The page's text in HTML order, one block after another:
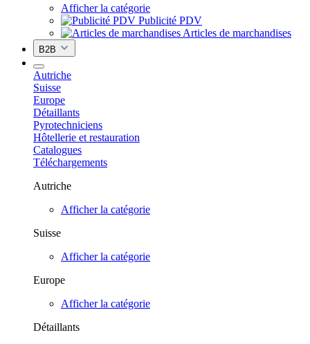
Afficher la catégorie
Publicité PDV
Articles de marchandises
B2B
Autriche
Suisse
Europe
Détaillants
Pyrotechniciens
Hôtellerie et restauration
Catalogues
Téléchargements
Autriche
Afficher la catégorie
Suisse
Afficher la catégorie
Europe
Afficher la catégorie
Détaillants